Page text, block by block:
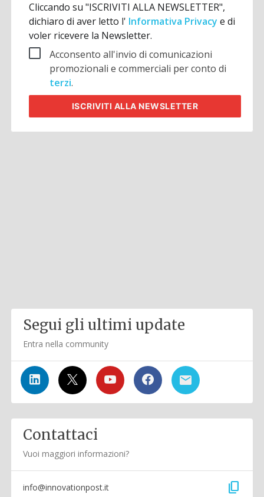
Cliccando su "ISCRIVITI ALLA NEWSLETTER",
dichiaro di aver letto l' Informativa Privacye di
voler ricevere la Newsletter.
Acconsento all'invio di comunicazioni
promozionali e commerciali per conto di
terzi.
ISCRIVITI ALLA NEWSLETTER
Segui gli ultimi update
Entra nella community
Contattaci
Vuoi maggiori informazioni?
info@innovationpost.it content_copy